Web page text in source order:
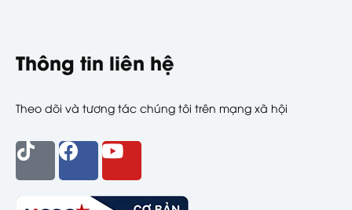
Thông tin liên hệ
Theo dõi và tương tác chúng tôi trên mạng xã hội